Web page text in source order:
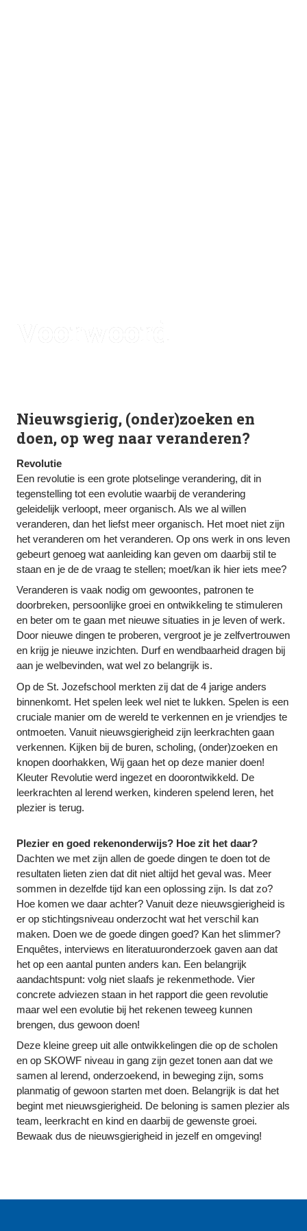
Nieuwsgierig, (onder)zoeken en
doen, op weg naar veranderen?
Revolutie
Een revolutie is een grote plotselinge verandering, dit in
tegenstelling tot een evolutie waarbij de verandering
geleidelijk verloopt, meer organisch. Als we al willen
veranderen, dan het liefst meer organisch. Het moet niet zijn
het veranderen om het veranderen. Op ons werk in ons leven
gebeurt genoeg wat aanleiding kan geven om daarbij stil te
staan en je de de vraag te stellen; moet/kan ik hier iets mee?
Veranderen is vaak nodig om gewoontes, patronen te
doorbreken, persoonlijke groei en ontwikkeling te stimuleren
en beter om te gaan met nieuwe situaties in je leven of werk.
Door nieuwe dingen te proberen, vergroot je je zelfvertrouwen
en krijg je nieuwe inzichten. Durf en wendbaarheid dragen bij
aan je welbevinden, wat wel zo belangrijk is.
Op de St. Jozefschool merkten zij dat de 4 jarige anders
binnenkomt. Het spelen leek wel niet te lukken. Spelen is een
cruciale manier om de wereld te verkennen en je vriendjes te
ontmoeten. Vanuit nieuwsgierigheid zijn leerkrachten gaan
verkennen. Kijken bij de buren, scholing, (onder)zoeken en
knopen doorhakken, Wij gaan het op deze manier doen!
Kleuter Revolutie werd ingezet en doorontwikkeld. De
leerkrachten al lerend werken, kinderen spelend leren, het
plezier is terug.
Plezier en goed rekenonderwijs? Hoe zit het daar?
Dachten we met zijn allen de goede dingen te doen tot de
resultaten lieten zien dat dit niet altijd het geval was. Meer
sommen in dezelfde tijd kan een oplossing zijn. Is dat zo?
Hoe komen we daar achter? Vanuit deze nieuwsgierigheid is
er op stichtingsniveau onderzocht wat het verschil kan
maken. Doen we de goede dingen goed? Kan het slimmer?
Enquêtes, interviews en literatuuronderzoek gaven aan dat
het op een aantal punten anders kan. Een belangrijk
aandachtspunt: volg niet slaafs je rekenmethode. Vier
concrete adviezen staan in het rapport die geen revolutie
maar wel een evolutie bij het rekenen teweeg kunnen
brengen, dus gewoon doen!
Deze kleine greep uit alle ontwikkelingen die op de scholen
en op SKOWF niveau in gang zijn gezet tonen aan dat we
samen al lerend, onderzoekend, in beweging zijn, soms
planmatig of gewoon starten met doen. Belangrijk is dat het
begint met nieuwsgierigheid. De beloning is samen plezier als
team, leerkracht en kind en daarbij de gewenste groei.
Bewaak dus de nieuwsgierigheid in jezelf en omgeving!